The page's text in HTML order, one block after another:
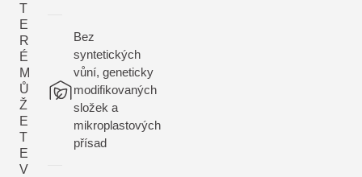
T
E
R
É
M
Ů
Ž
E
T
E
V
Bez
syntetických
vůní, geneticky
modifikovaných
složek a
mikroplastových
přísad